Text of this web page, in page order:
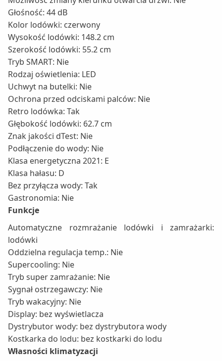
Głośność: 44 dB
Kolor lodówki: czerwony
Wysokość lodówki: 148.2 cm
Szerokość lodówki: 55.2 cm
Tryb SMART: Nie
Rodzaj oświetlenia: LED
Uchwyt na butelki: Nie
Ochrona przed odciskami palców: Nie
Retro lodówka: Tak
Głębokość lodówki: 62.7 cm
Znak jakości dTest: Nie
Podłączenie do wody: Nie
Klasa energetyczna 2021: E
Klasa hałasu: D
Bez przyłącza wody: Tak
Gastronomia: Nie
Funkcje
Automatyczne rozmrażanie lodówki i zamrażarki:
lodówki
Oddzielna regulacja temp.: Nie
Supercooling: Nie
Tryb super zamrażanie: Nie
Sygnał ostrzegawczy: Nie
Tryb wakacyjny: Nie
Display: bez wyświetlacza
Dystrybutor wody: bez dystrybutora wody
Kostkarka do lodu: bez kostkarki do lodu
Własności klimatyzacji